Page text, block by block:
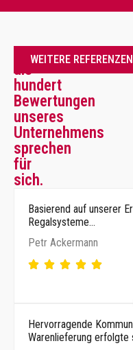
Mehr
als
hundert
Bewertungen
unseres
Unternehmens
sprechen
für
sich.
WEITERE REFERENZEN
Basierend auf unserer
Regalsysteme…
Petr Ackermann
Hervorragende
Warenlieferung erfolgte